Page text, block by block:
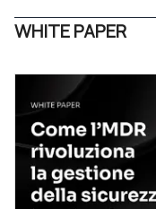
WHITE PAPER